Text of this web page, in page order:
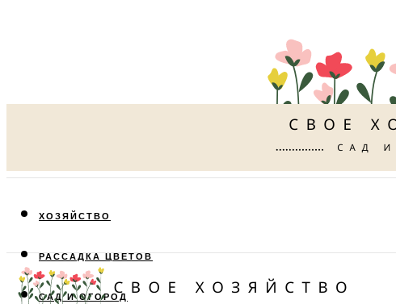
ХОЗЯЙСТВО
РАССАДКА ЦВЕТОВ
САД И ОГОРОД